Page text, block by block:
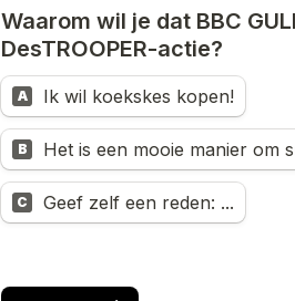
Waarom wil je dat BBC
DesTROOPER-actie?
A Ik wil koekskes kopen!
B Het is een mooie manier om
C Geef zelf een reden: ...